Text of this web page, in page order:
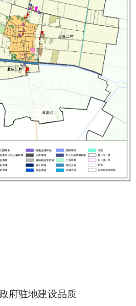
府驻地建设品质